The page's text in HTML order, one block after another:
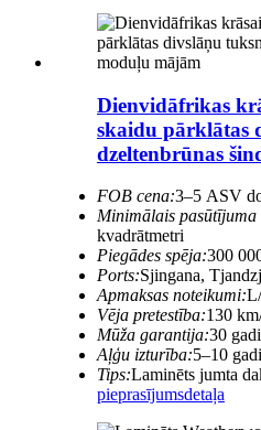
Dienvidāfrikas
skaidu pārklātas
dzeltenbrūnas
FOB cena:3–5 ASV
Minimālais pasūtījuma
kvadrātmetri
Piegādes spēja:300
Ports:Sjingana,
Apmaksas noteikumi:
Vēja pretestība:130
Mūža garantija:30 gadi
Aļģu izturība:5–10 gadi
Tips:Laminēts jumta
pieprasījumsdetaļa